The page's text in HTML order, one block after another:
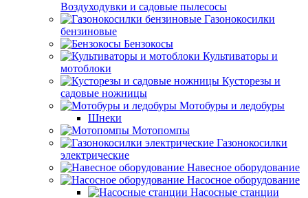
Воздуходувки и садовые пылесосы
Газонокосилки
бензиновые
Бензокосы
Культиваторы и
мотоблоки
Кусторезы и
садовые ножницы
Мотобуры и ледобуры
Шнеки
Мотопомпы
Газонокосилки
электрические
Навесное оборудование
Насосное оборудование
Насосные станции